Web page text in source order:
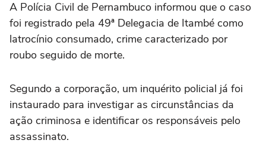
A Polícia Civil de Pernambuco informou que o caso
foi registrado pela 49ª Delegacia de Itambé como
latrocínio consumado, crime caracterizado por
roubo seguido de morte.
Segundo a corporação, um inquérito policial já foi
instaurado para investigar as circunstâncias da
ação criminosa e identificar os responsáveis pelo
assassinato.